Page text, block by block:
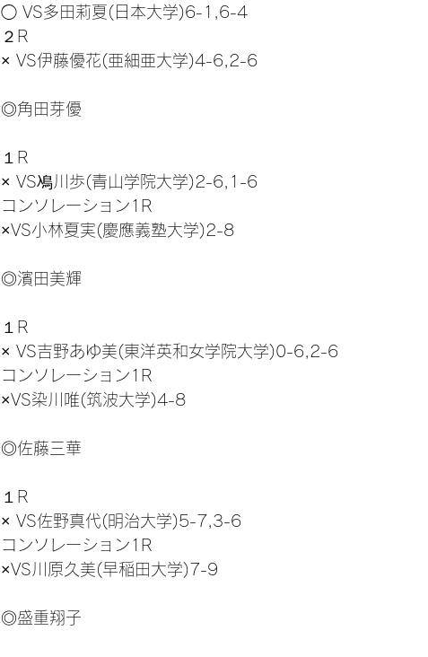
◯ VS多田莉夏(日本大学)6-1,6-4
２R
× VS伊藤優花(亜細亜大学)4-6,2-6
◎角田芽優
１R
× VS鳰川歩(青山学院大学)2-6,1-6
コンソレーション1R
×VS小林夏実(慶應義塾大学)2-8
◎濱田美輝
１R
× VS吉野あゆ美(東洋英和女学院大学)0-6,2-6
コンソレーション1R
×VS染川唯(筑波大学)4-8
◎佐藤三華
１R
× VS佐野真代(明治大学)5-7,3-6
コンソレーション1R
×VS川原久美(早稲田大学)7-9
◎盛重翔子